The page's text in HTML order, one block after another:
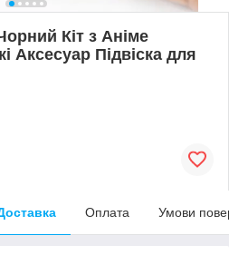
Кіт з Аніме
Аксесуар Підвіска для
Оплата Умови